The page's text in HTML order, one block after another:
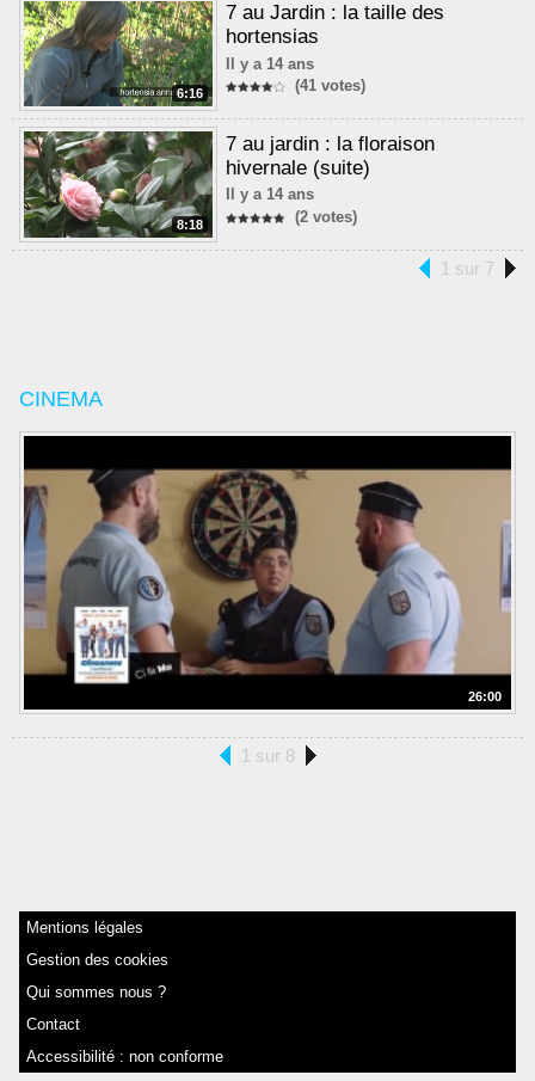
6:16
7 au Jardin : la taille des
hortensias
Il y a 14 ans
(41 votes)
8:18
7 au jardin : la floraison
hivernale (suite)
Il y a 14 ans
(2 votes)
1 sur 7
CINEMA
26:00
1 sur 8
Mentions légales
Gestion des cookies
Qui sommes nous ?
Contact
Accessibilité : non conforme